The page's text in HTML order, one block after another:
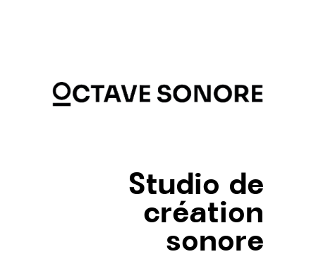
Studio de
création
sonore